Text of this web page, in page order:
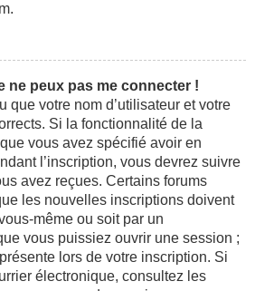
ne peux pas me connecter !
que votre nom d’utilisateur et votre
Si la fonctionnalité de la
vous avez spécifié avoir en
l’inscription, vous devrez suivre
avez reçues. Certains forums
les nouvelles inscriptions doivent
même ou soit par un
vous puissiez ouvrir une session ;
lors de votre inscription. Si
électronique, consultez les